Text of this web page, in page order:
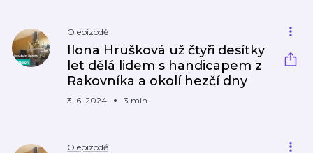
O epizodě
Ilona Hrušková už čtyři desítky
let dělá lidem s handicapem z
Rakovníka a okolí hezčí dny
3. 6. 2024 3 min
O epizodě